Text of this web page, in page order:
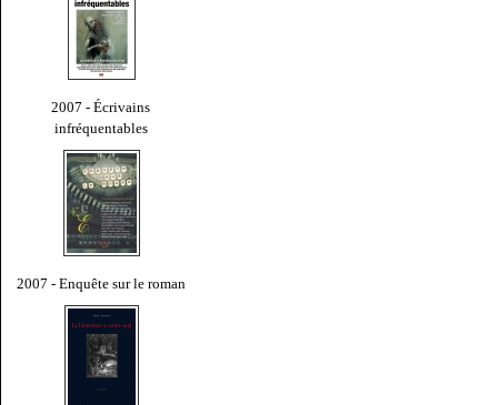
2007 - Écrivains
infréquentables
2007 - Enquête sur le roman